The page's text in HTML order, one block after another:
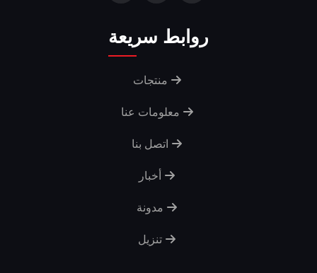
روابط سريعة
منتجات
معلومات عنا
اتصل بنا
أخبار
مدونة
تنزيل